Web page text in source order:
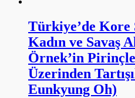
Türkiye’de Kore
Kadın ve Savaş
Örnek’in
Üzerinden
Eunkyung Oh)